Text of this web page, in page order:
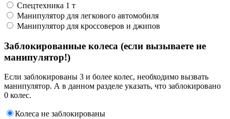
Спецтехника 1 т
Манипулятор для легкового автомобиля
Манипулятор для кроссоверов и джипов
Заблокированные колеса (если вызываете не
манипулятор!)
Если заблокированы 3 и более колес, необходимо вызвать
манипулятор. А в данном разделе указать, что заблокировано
0 колес.
Колеса не заблокированы